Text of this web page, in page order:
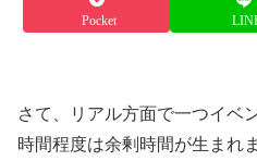
Pocket
さて、リアル方面で一つイベ
時間程度は余剰時間が生まれ